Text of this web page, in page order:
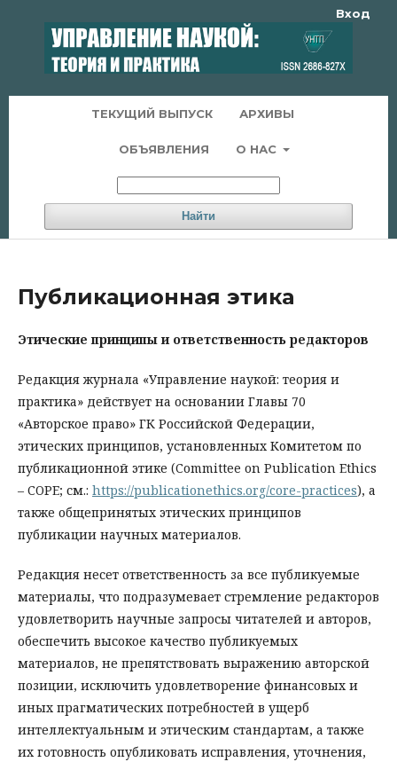
ТЕКУЩИЙ ВЫПУСК АРХИВЫ
ОБЪЯВЛЕНИЯ О НАС
Найти
Вход
Публикационная этика
Этические принципы и ответственность редакторов
Редакция журнала «Управление наукой: теория и
практика» действует на основании Главы 70
«Авторское право» ГК Российской Федерации,
этических принципов, установленных Комитетом по
публикационной этике (Committee on Publication Ethics
– COPE; см.: https://publicationethics.org/core-practices), а
также общепринятых этических принципов
публикации научных материалов.
Редакция несет ответственность за все публикуемые
материалы, что подразумевает стремление редакторов
удовлетворить научные запросы читателей и авторов,
обеспечить высокое качество публикуемых
материалов, не препятствовать выражению авторской
позиции, исключить удовлетворение финансовых и
иных прагматических потребностей в ущерб
интеллектуальным и этическим стандартам, а также
их готовность опубликовать исправления, уточнения,